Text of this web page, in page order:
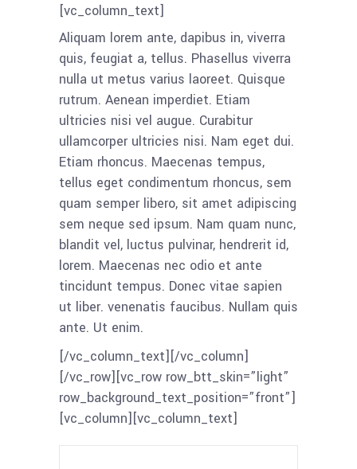
[vc_column_text]
Aliquam lorem ante, dapibus in, viverra
quis, feugiat a, tellus. Phasellus viverra
nulla ut metus varius laoreet. Quisque
rutrum. Aenean imperdiet. Etiam
ultricies nisi vel augue. Curabitur
ullamcorper ultricies nisi. Nam eget dui.
Etiam rhoncus. Maecenas tempus,
tellus eget condimentum rhoncus, sem
quam semper libero, sit amet adipiscing
sem neque sed ipsum. Nam quam nunc,
blandit vel, luctus pulvinar, hendrerit id,
lorem. Maecenas nec odio et ante
tincidunt tempus. Donec vitae sapien
ut liber. venenatis faucibus. Nullam quis
ante. Ut enim.
[/vc_column_text][/vc_column]
[/vc_row][vc_row row_btt_skin=”light”
row_background_text_position=”front”]
[vc_column][vc_column_text]